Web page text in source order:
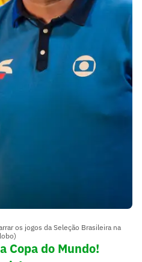
os jogos da Seleção Brasileira na
Copa do Mundo!